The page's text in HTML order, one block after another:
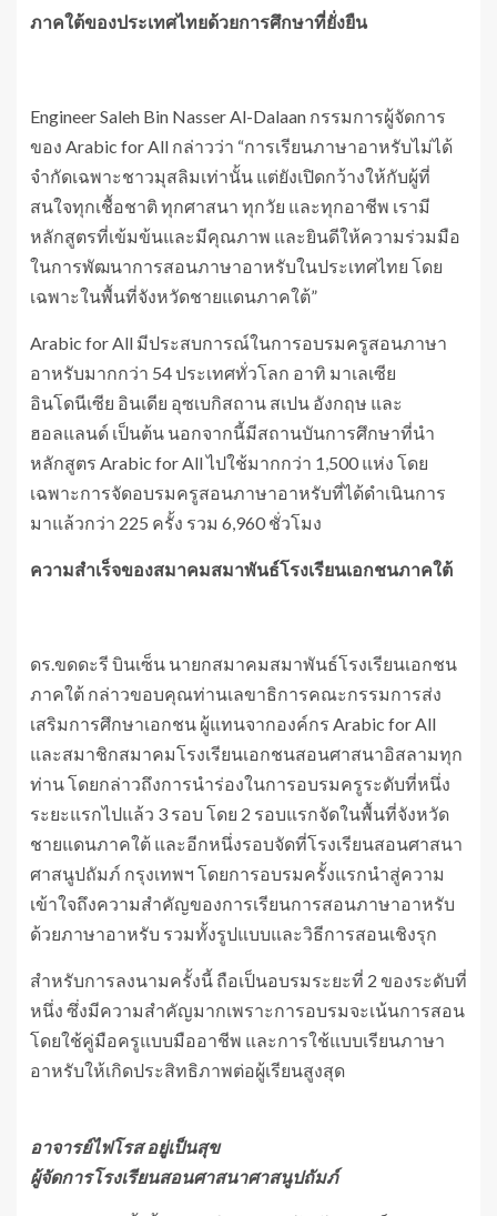
ภาคใต้ของประเทศไทยด้วยการศึกษาที่ยั่งยืน
Engineer Saleh Bin Nasser Al-Dalaan กรรมการผู้จัดการ
ของ Arabic for All กล่าวว่า “การเรียนภาษาอาหรับไม่ได้
จำกัดเฉพาะชาวมุสลิมเท่านั้น แต่ยังเปิดกว้างให้กับผู้ที่
สนใจทุกเชื้อชาติ ทุกศาสนา ทุกวัย และทุกอาชีพ เรามี
หลักสูตรที่เข้มข้นและมีคุณภาพ และยินดีให้ความร่วมมือ
ในการพัฒนาการสอนภาษาอาหรับในประเทศไทย โดย
เฉพาะในพื้นที่จังหวัดชายแดนภาคใต้”
Arabic for All มีประสบการณ์ในการอบรมครูสอนภาษา
อาหรับมากกว่า 54 ประเทศทั่วโลก อาทิ มาเลเซีย
อินโดนีเซีย อินเดีย อุซเบกิสถาน สเปน อังกฤษ และ
ฮอลแลนด์ เป็นต้น นอกจากนี้มีสถานบันการศึกษาที่นำ
หลักสูตร Arabic for All ไปใช้มากกว่า 1,500 แห่ง โดย
เฉพาะการจัดอบรมครูสอนภาษาอาหรับที่ได้ดำเนินการ
มาแล้วกว่า 225 ครั้ง รวม 6,960 ชั่วโมง
ความสำเร็จของสมาคมสมาพันธ์โรงเรียนเอกชนภาคใต้
ดร.ขดดะรี บินเซ็น นายกสมาคมสมาพันธ์โรงเรียนเอกชน
ภาคใต้ กล่าวขอบคุณท่านเลขาธิการคณะกรรมการส่ง
เสริมการศึกษาเอกชน ผู้แทนจากองค์กร Arabic for All
และสมาชิกสมาคมโรงเรียนเอกชนสอนศาสนาอิสลามทุก
ท่าน โดยกล่าวถึงการนำร่องในการอบรมครูระดับที่หนึ่ง
ระยะแรกไปแล้ว 3 รอบ โดย 2 รอบแรกจัดในพื้นที่จังหวัด
ชายแดนภาคใต้ และอีกหนึ่งรอบจัดที่โรงเรียนสอนศาสนา
ศาสนูปถัมภ์ กรุงเทพฯ โดยการอบรมครั้งแรกนำสู่ความ
เข้าใจถึงความสำคัญของการเรียนการสอนภาษาอาหรับ
ด้วยภาษาอาหรับ รวมทั้งรูปแบบและวิธีการสอนเชิงรุก
สำหรับการลงนามครั้งนี้ ถือเป็นอบรมระยะที่ 2 ของระดับที่
หนึ่ง ซึ่งมีความสำคัญมากเพราะการอบรมจะเน้นการสอน
โดยใช้คู่มือครูแบบมืออาชีพ และการใช้แบบเรียนภาษา
อาหรับให้เกิดประสิทธิภาพต่อผู้เรียนสูงสุด
อาจารย์ไฟโรส อยู่เป็นสุข
ผู้จัดการโรงเรียนสอนศาสนาศาสนูปถัมภ์